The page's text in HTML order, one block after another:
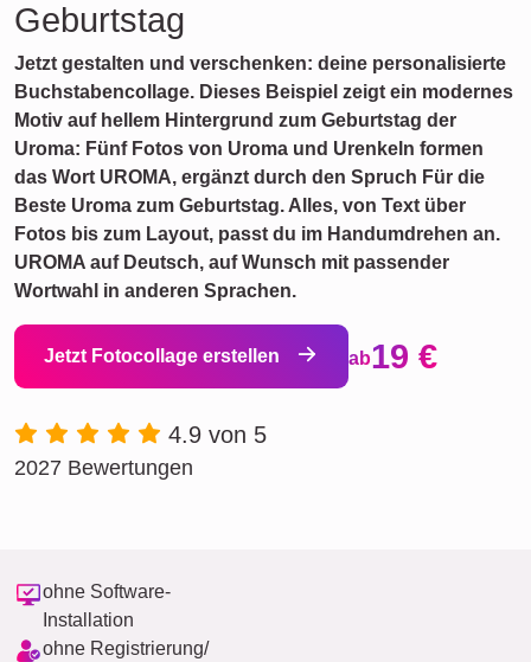
Geburtstag
Jetzt gestalten und verschenken: deine personalisierte
Buchstabencollage. Dieses Beispiel zeigt ein modernes
Motiv auf hellem Hintergrund zum Geburtstag der
Uroma: Fünf Fotos von Uroma und Urenkeln formen
das Wort UROMA, ergänzt durch den Spruch Für die
Beste Uroma zum Geburtstag. Alles, von Text über
Fotos bis zum Layout, passt du im Handumdrehen an.
UROMA auf Deutsch, auf Wunsch mit passender
Wortwahl in anderen Sprachen.
Jetzt Fotocollage erstellen ab19 €
4.9 von 5
2027 Bewertungen
ohne Software-
Installation
ohne Registrierung/